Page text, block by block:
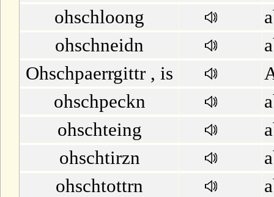
ohschloong
ohschneidn
Ohschpaerrgittr , is
ohschpeckn
ohschteing
ohschtirzn
ohschtottrn